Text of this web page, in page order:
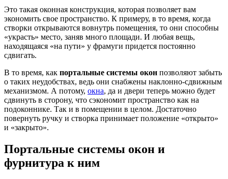
Это такая оконная конструкция, которая позволяет вам
экономить свое пространство. К примеру, в то время, когда
створки открываются вовнутрь помещения, то они способны
«украсть» место, заняв много площади. И любая вещь,
находящаяся «на пути» у фрамуги придется постоянно
сдвигать.
В то время, как портальные системы окон позволяют забыть
о таких неудобствах, ведь они снабжены наклонно-сдвижным
механизмом. А потому, окна, да и двери теперь можно будет
сдвинуть в сторону, что сэкономит пространство как на
подоконнике. Так и в помещении в целом. Достаточно
повернуть ручку и створка принимает положение «открыто»
и «закрыто».
Портальные системы окон и
фурнитура к ним